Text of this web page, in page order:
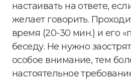
настаивать на ответе,
желает говорить.
время (20-30 мин.) и его
беседу. Не нужно
особое внимание, тем
настоятельное